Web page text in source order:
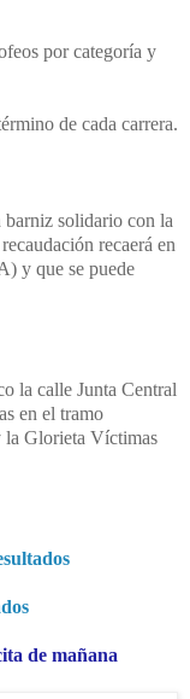
por categoría y
de cada carrera.
barniz solidario con la
recaerá en
y que se puede
la calle Junta Central
en el tramo
la Glorieta Víctimas
de mañana